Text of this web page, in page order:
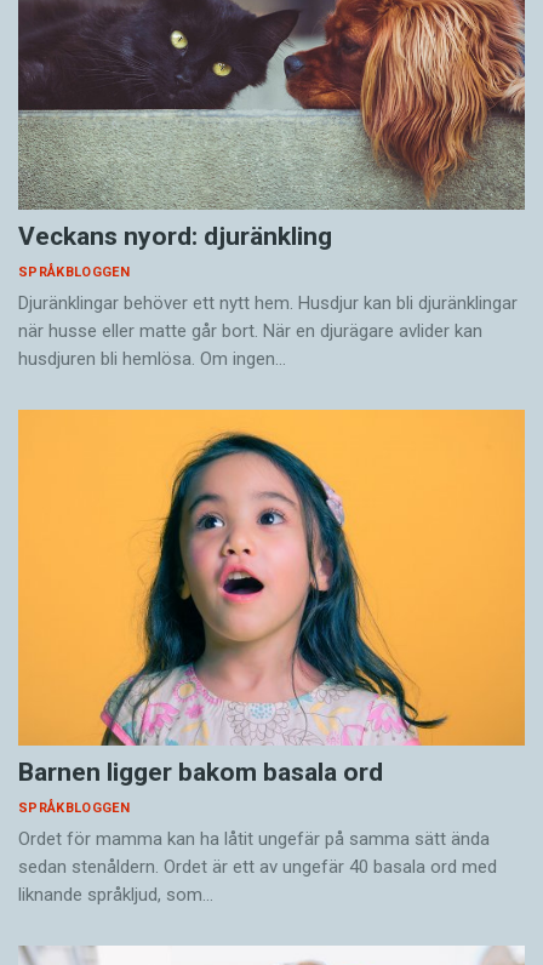
Veckans nyord: djuränkling
SPRÅKBLOGGEN
Djuränklingar behöver ett nytt hem. Husdjur kan bli djuränklingar
när husse eller matte går bort. När en djurägare avlider kan
husdjuren bli hemlösa. Om ingen…
Barnen ligger bakom basala ord
SPRÅKBLOGGEN
Ordet för mamma kan ha låtit ungefär på samma sätt ända
sedan stenåldern. Ordet är ett av ungefär 40 basala ord med
liknande språkljud, som…